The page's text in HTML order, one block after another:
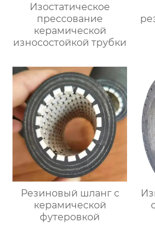
Изостатическое
прессование
керамической
износостойкой трубки
Резиновый шланг с
керамической
футеровкой